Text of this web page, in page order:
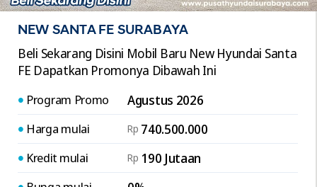
NEW SANTA FE SURABAYA
Beli Sekarang Disini Mobil Baru New Hyundai Santa
FE Dapatkan Promonya Dibawah Ini
Program Promo Agustus 2026
Harga mulai Rp 740.500.000
Kredit mulai Rp 190 Jutaan